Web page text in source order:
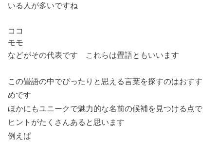
いる人が多いですね
ココ
モモ
などがその代表です これらは畳語ともいいます
この畳語の中でぴったりと思える言葉を探すのはおすす
めです
ほかにもユニークで魅力的な名前の候補を見つける点で
ヒントがたくさんあると思います
例えば